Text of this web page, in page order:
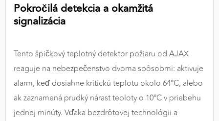
Pokročilá detekcia a okamžitá
signalizácia
Tento špičkový teplotný detektor požiaru od AJAX
reaguje na nebezpečenstvo dvoma spôsobmi: aktivuje
alarm, keď dosiahne kritickú teplotu okolo 64°C, alebo
ak zaznamená prudký nárast teploty o 10°C v priebehu
jednej minúty. Vďaka bezdrôtovej technológii a
Poskytovateľ: